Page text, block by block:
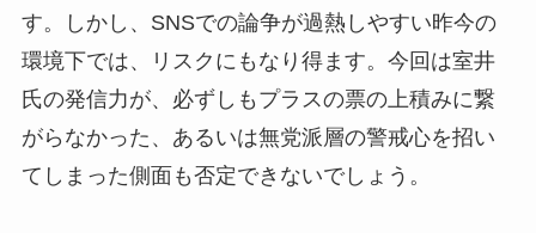
す。しかし、SNSでの論争が過熱しやすい昨今の
環境下では、リスクにもなり得ます。今回は室井
氏の発信力が、必ずしもプラスの票の上積みに繋
がらなかった、あるいは無党派層の警戒心を招い
てしまった側面も否定できないでしょう。